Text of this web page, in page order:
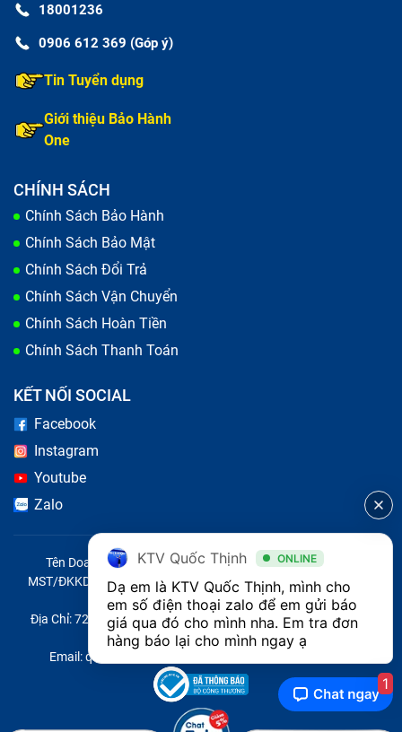
18001236
0906 612 369 (Góp ý)
Tin Tuyển dụng
Giới thiệu Bảo Hành
One
CHÍNH SÁCH
Chính Sách Bảo Hành
Chính Sách Bảo Mật
Chính Sách Đổi Trả
Chính Sách Vận Chuyển
Chính Sách Hoàn Tiền
Chính Sách Thanh Toán
KẾT NỐI SOCIAL
Facebook
Instagram
Youtube
Zalo
Tên Doanh Nghiệp: CÔNG TY TNHH CITY ONE VIỆT NAM
MST/ĐKKD/QĐTL: 0316569346 do sở KHĐT TP.HCM cấp ngày
14/04/2023
Địa Chỉ: 721 Trường Chinh, Phường Tây Thạnh, Quận Tân Phú,
Thành phố Hồ Chí Minh, Việt Nam
Email: quoc@baohanhone.com | Điện Thoại: 18001236
KTV Quốc Thịnh ONLINE
Dạ em là KTV Quốc Thịnh, mình cho
em số điện thoại zalo để em gửi báo
giá qua đó cho mình nha. Em tra đơn
hàng báo lại cho mình ngay ạ
1